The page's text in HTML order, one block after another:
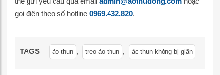
gọi điện theo số hotline 0969.432.820.
TAGS áo thun , treo áo thun , áo thun không bị giãn